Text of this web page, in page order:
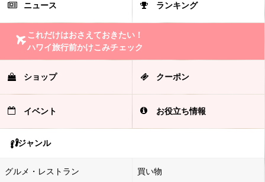
ニュース ランキング
これだけはおさえておきたい！
ハワイ旅行前かけこみチェック
ショップ クーポン
イベント お役立ち情報
ジャンル
グルメ・レストラン 買い物